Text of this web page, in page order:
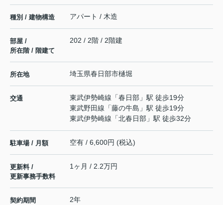
種別 / 建物構造 アパート / 木造
部屋 /
所在階 / 階建て
202 / 2階 / 2階建
所在地 埼玉県春日部市樋堀
交通 東武伊勢崎線 「春日部 」駅 徒歩19分
東武野田線 「藤の牛島 」駅 徒歩19分
東武伊勢崎線 「北春日部 」駅 徒歩32分
駐車場 / 月額 空有 / 6,600円 (税込)
更新料 /
更新事務手数料
1ヶ月 / 2.2万円
契約期間 2年